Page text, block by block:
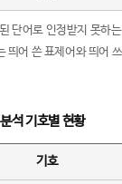
단어로 인정받지 못하
띄어 쓴 표제어와 띄어
석 기호별 현황
기호